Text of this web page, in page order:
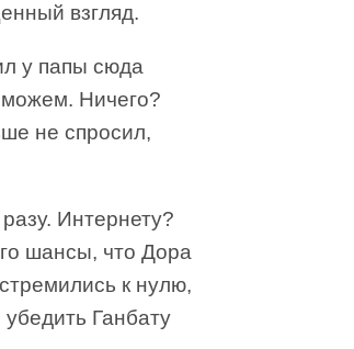
взгляд.
у папы сюда
Ничего?
не спросил,
Интернету?
шансы, что Дора
к нулю,
Ганбату